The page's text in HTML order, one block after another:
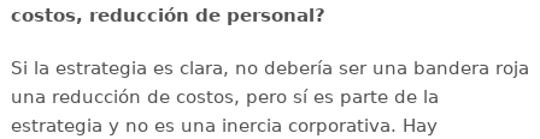
costos, reducción de personal?
Si la estrategia es clara, no debería ser una bandera roja
una reducción de costos, pero sí es parte de la
estrategia y no es una inercia corporativa. Hay